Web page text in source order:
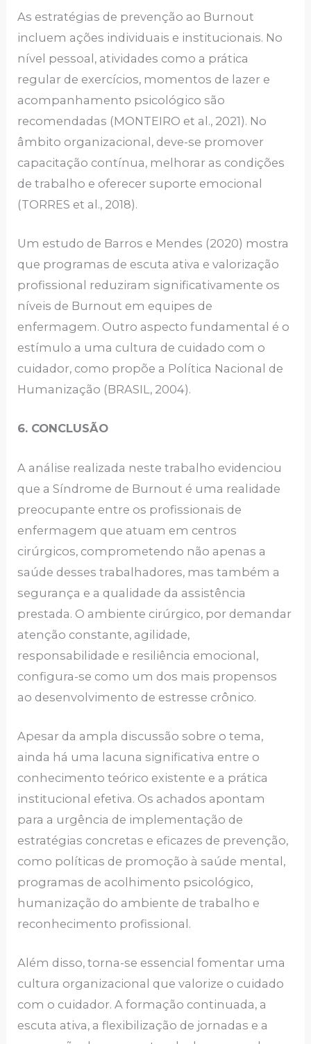
As estratégias de prevenção ao Burnout
incluem ações individuais e institucionais. No
nível pessoal, atividades como a prática
regular de exercícios, momentos de lazer e
acompanhamento psicológico são
recomendadas (MONTEIRO et al., 2021). No
âmbito organizacional, deve-se promover
capacitação contínua, melhorar as condições
de trabalho e oferecer suporte emocional
(TORRES et al., 2018).
Um estudo de Barros e Mendes (2020) mostra
que programas de escuta ativa e valorização
profissional reduziram significativamente os
níveis de Burnout em equipes de
enfermagem. Outro aspecto fundamental é o
estímulo a uma cultura de cuidado com o
cuidador, como propõe a Política Nacional de
Humanização (BRASIL, 2004).
6. CONCLUSÃO
A análise realizada neste trabalho evidenciou
que a Síndrome de Burnout é uma realidade
preocupante entre os profissionais de
enfermagem que atuam em centros
cirúrgicos, comprometendo não apenas a
saúde desses trabalhadores, mas também a
segurança e a qualidade da assistência
prestada. O ambiente cirúrgico, por demandar
atenção constante, agilidade,
responsabilidade e resiliência emocional,
configura-se como um dos mais propensos
ao desenvolvimento de estresse crônico.
Apesar da ampla discussão sobre o tema,
ainda há uma lacuna significativa entre o
conhecimento teórico existente e a prática
institucional efetiva. Os achados apontam
para a urgência de implementação de
estratégias concretas e eficazes de prevenção,
como políticas de promoção à saúde mental,
programas de acolhimento psicológico,
humanização do ambiente de trabalho e
reconhecimento profissional.
Além disso, torna-se essencial fomentar uma
cultura organizacional que valorize o cuidado
com o cuidador. A formação continuada, a
escuta ativa, a flexibilização de jornadas e a